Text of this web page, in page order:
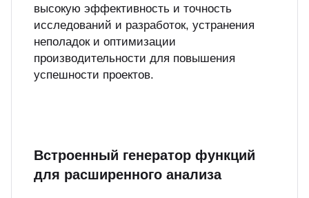
высокую эффективность и точность
исследований и разработок, устранения
неполадок и оптимизации
производительности для повышения
успешности проектов.
Встроенный генератор функций
для расширенного анализа